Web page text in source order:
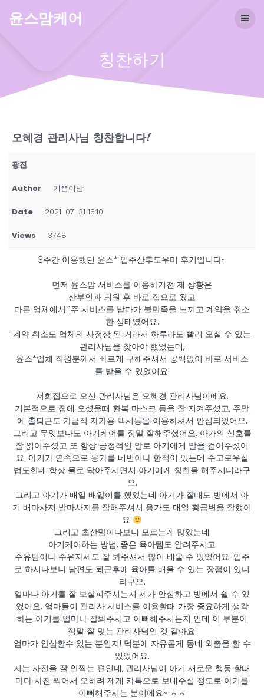
윤스맘케어
칭찬하기
오혜경 관리사님 칭찬합니다!
광진
Author 기쁨이맘
Date 2021-07-31 15:10
Views 3748
3주간 이용했던 윤스* 입주산후도우미 후기입니다~
먼저 윤스맘 서비스를 이용하기전 제 상황은
산부인과 퇴원 후 바로 집으로 왔고
다른 업체에서 1주 서비스를 받다가 불만족을 느끼고 계약을 취소
한 상태였어요.
계약 취소도 업체의 사정상 된 거라서 하루라도 빨리 오실 수 있는
관리사님을 찾아야 했었는데,
윤스*업체 직원분께서 빠르게 구해주셔서 공백없이 바로 서비스
를 받을 수 있었어요.
저희집으로 오신 관리사님은 오혜경 관리사님이에요.
기본적으로 집에 오셨을때 환복 마스크 등을 잘 지켜주셨고, 주말
에 출퇴근도 가급적 자가용 택시등을 이용하셔서 안심되었어요.
그리고 무엇보다도 아기케어를 정말 잘해주셨어요. 아가의 신호를
잘 읽어주셨고 또 항상 긍정적인 말로 아기에게 말을 걸어주셨어
요. 아기가 연속으로 응가를 네번이나 한적이 있는데 수고로우실
법도한데 항상 물로 닦아주시면서 아기에게 칭찬을 해주시더라구
요.
그리고 아기가 매일 배앓이를 했었는데 아기가 잘때도 방에서 아
기 배마사지 발마사지를 잘해주셔서 응가도 매일 황금변을 잘했어
요
그리고 초산맘이다보니 모르는게 많았는데
아기케어하는 방법, 좋은 육아템도 알려주시고
수유텀이나 수유자세도 잘 봐주셔서 많이 배울 수 있었어요. 입주
로 하시다보니 남편도 퇴근후에 육아를 배울 수 있는 장점이 있더
라구요.
얼마나 아기를 잘 보살펴주시는지 제가 안심하고 방에서 쉴 수 있
었어요. 엄마들이 관리사 서비스를 이용할때 가장 중요하게 생각
하는 아기를 얼마나 잘봐주시고 이뻐해주시는지 인데 이 부분이
정말 잘 맞는 관리사님인 것 같아요!
엄마가 안심할수 있는 분인지! 덕분에 자유롭게 동네 외출을 할 수
있었어요.
저는 사진을 잘 안찍는 편인데, 관리사님이 아기 새로운 행동 할때
마다 사진 찍어서 오히려 제게 카톡으로 보내주실 정도로 아기를
이뻐해주시는 분이에요~ ㅎㅎ